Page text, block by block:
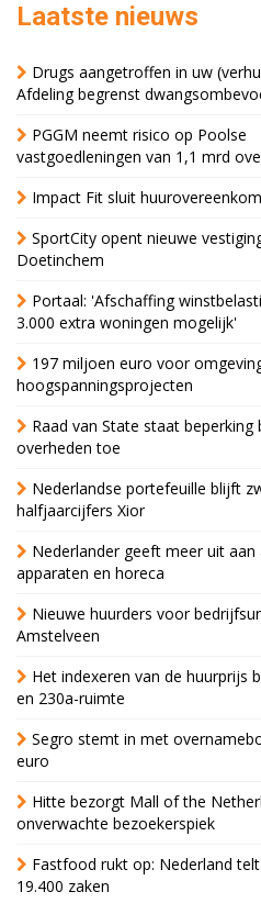
Laatste nieuws
Drugs aangetroffen in uw
Afdeling begrenst
PGGM neemt risico op Poolse
vastgoedleningen van 1,1 mrd
Impact Fit sluit
SportCity opent nieuwe
Doetinchem
Portaal: 'Afschaffing
3.000 extra woningen mogelijk'
197 miljoen euro voor
hoogspanningsprojecten
Raad van State staat beperking
overheden toe
Nederlandse portefeuille blijft
halfjaarcijfers Xior
Nederlander geeft meer uit aan
apparaten en horeca
Nieuwe huurders voor
Amstelveen
Het indexeren van de huurprijs
en 230a-ruimte
Segro stemt in met
euro
Hitte bezorgt Mall of the
onverwachte bezoekerspiek
Fastfood rukt op: Nederland
19.400 zaken